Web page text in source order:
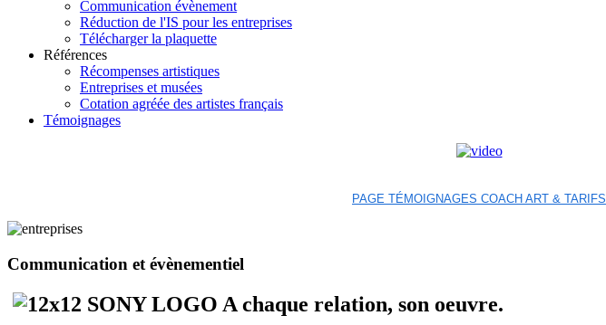
Communication évènement
Réduction de l'IS pour les entreprises
Télécharger la plaquette
Références
Récompenses artistiques
Entreprises et musées
Cotation agréée des artistes français
Témoignages
PAGE TÉMOIGNAGES COACH ART & TARIFS
Communication et évènementiel
A chaque relation, son oeuvre.